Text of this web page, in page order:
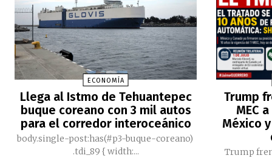
ECONOMÍA
Llega al Istmo de Tehuantepec
buque coreano con 3 mil autos
para el corredor interoceánico
body.single-post:has(#p3-buque-coreano)
.tdi_89 { width:...
Trump
MEC
México
Trump